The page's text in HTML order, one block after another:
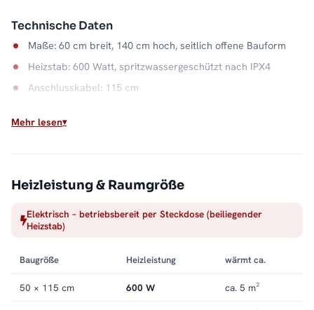
Technische Daten
Maße: 60 cm breit, 140 cm hoch, seitlich offene Bauform
Heizstab: 600 Watt, spritzwassergeschützt nach IPX4
Anschlusskabel: 115 cm
Wasserkapazität: 7,5 Liter
Einschalten, aufheizen, Handtuch auflegen: Der elektrische
offene Seite hält dabei jeden Handgriff kurz, und der
Stahlkorpus in Schwarz bleibt ein ruhiger Blickfang. Alle
Handtuchheizkörper elektrisch.
Mehr lesen
Heizleistung & Raumgröße
Elektrisch – betriebsbereit per Steckdose (beiliegender
Heizstab)
Baugröße Heizleistung wärmt ca.
50 × 115 cm 600 W ca. 5 m²